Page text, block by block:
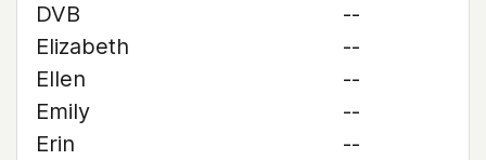
DVB
--
Elizabeth
--
Ellen
--
Emily
--
Erin
--